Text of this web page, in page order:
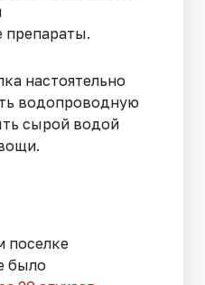
препараты.
настоятельно
водопроводную
сырой водой
поселке
было